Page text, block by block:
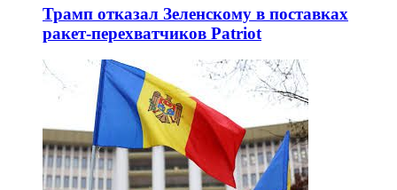
Трамп отказал Зеленскому в поставках
ракет-перехватчиков Patriot